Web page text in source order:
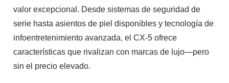
valor excepcional. Desde sistemas de seguridad de
serie hasta asientos de piel disponibles y tecnología de
infoentretenimiento avanzada, el CX-5 ofrece
características que rivalizan con marcas de lujo—pero
sin el precio elevado.